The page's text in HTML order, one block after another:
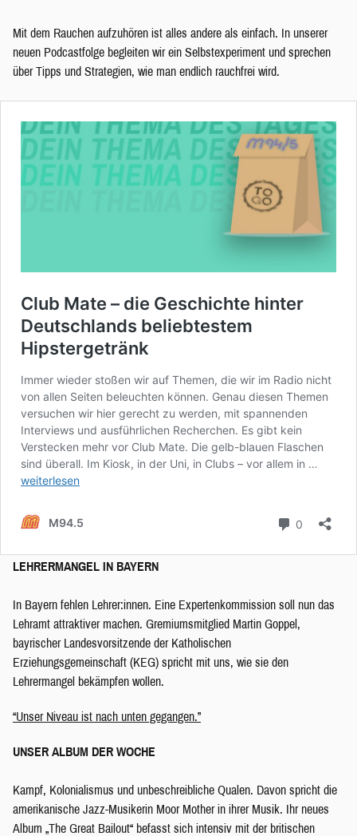
Mit dem Rauchen aufzuhören ist alles andere als einfach. In unserer
neuen Podcastfolge begleiten wir ein Selbstexperiment und sprechen
über Tipps und Strategien, wie man endlich rauchfrei wird.
LEHRERMANGEL IN BAYERN
In Bayern fehlen Lehrer:innen. Eine Expertenkommission soll nun das
Lehramt attraktiver machen. Gremiumsmitglied Martin Goppel,
bayrischer Landesvorsitzende der Katholischen
Erziehungsgemeinschaft (KEG) spricht mit uns, wie sie den
Lehrermangel bekämpfen wollen.
“Unser Niveau ist nach unten gegangen.”
UNSER ALBUM DER WOCHE
Kampf, Kolonialismus und unbeschreibliche Qualen. Davon spricht die
amerikanische Jazz-Musikerin Moor Mother in ihrer Musik. Ihr neues
Album „The Great Bailout“ befasst sich intensiv mit der britischen